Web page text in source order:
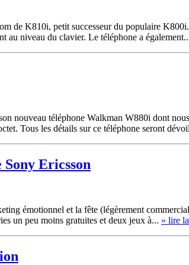
de K810i, petit successeur du populaire
au niveau du clavier. Le téléphone a
nouveau téléphone Walkman W880i dont
Tous les détails sur ce téléphone seront
Ericsson
émotionnel et la fête (légèrement
un peu moins gratuites et deux jeux à... » lire